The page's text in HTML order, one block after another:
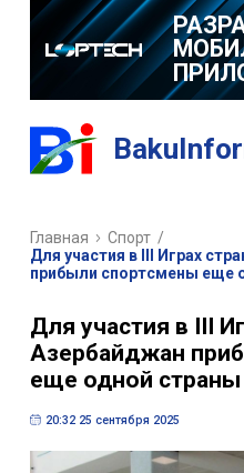
Главная Спорт /
Для участия в III Играх
прибыли спортсмены еще
Для участия в III
Азербайджан
еще одной страны
20:32 25 сентября 2025